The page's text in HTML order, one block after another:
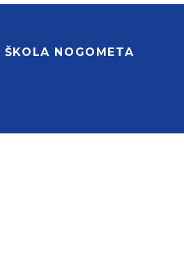
ŠKOLA NOGOMETA